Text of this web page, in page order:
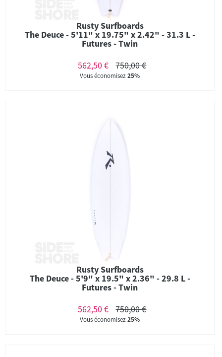
Rusty Surfboards
The Deuce - 5'11" x 19.75" x 2.42" - 31.3 L -
Futures - Twin
562,50 €
750,00 €
Vous économisez25%
Rusty Surfboards
The Deuce - 5'9" x 19.5" x 2.36" - 29.8 L -
Futures - Twin
562,50 €
750,00 €
Vous économisez25%